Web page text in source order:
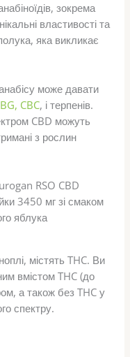
зокрема
властивості та
яка викликає
може давати
CBC, і терпенів.
CBD можуть
з рослин
містять THC. Ви
вмістом THC (до
а також без THC у
спектру.